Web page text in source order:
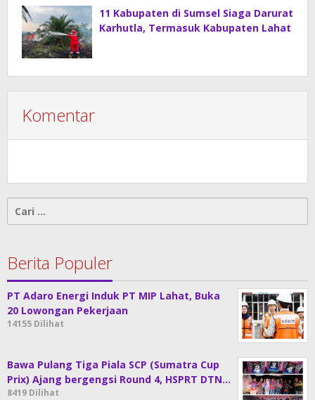
11 Kabupaten di Sumsel Siaga Darurat
Karhutla, Termasuk Kabupaten Lahat
Komentar
Cari
Berita Populer
PT Adaro Energi Induk PT MIP Lahat, Buka
20 Lowongan Pekerjaan
14155 Dilihat
Bawa Pulang Tiga Piala SCP (Sumatra Cup
Prix) Ajang bergengsi Round 4, HSPRT DTN…
8419 Dilihat